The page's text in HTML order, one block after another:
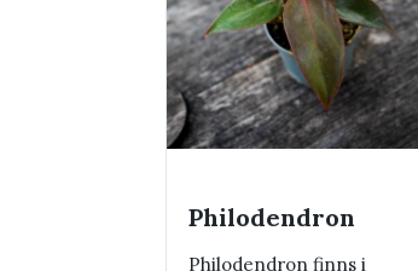
Philodendron
Philodendron finns i